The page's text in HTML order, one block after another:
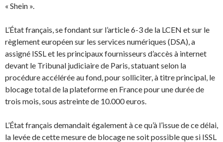
« Shein ».
L’État français, se fondant sur l’article 6-3 de la LCEN et sur le
règlement européen sur les services numériques (DSA), a
assigné ISSL et les principaux fournisseurs d’accès à internet
devant le Tribunal judiciaire de Paris, statuant selon la
procédure accélérée au fond, pour solliciter, à titre principal, le
blocage total de la plateforme en France pour une durée de
trois mois, sous astreinte de 10.000 euros.
L’État français demandait également à ce qu’à l’issue de ce délai,
la levée de cette mesure de blocage ne soit possible que si ISSL